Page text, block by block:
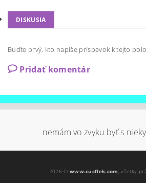
DISKUSIA
Buďte prvý, kto napíše príspevok k tejto
Pridať komentár
nemám vo zvyku byť s
2026 © www.cucflek.com, všetky